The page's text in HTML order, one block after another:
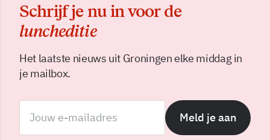
Schrijf je nu in voor de
luncheditie
Het laatste nieuws uit Groningen elke middag in
je mailbox.
Meld je aan